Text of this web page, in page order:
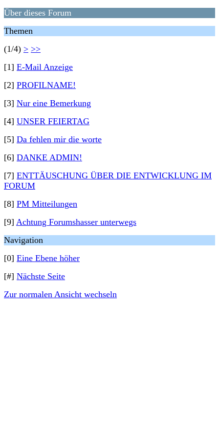
Über dieses Forum
Themen
(1/4) > >>
[1] E-Mail Anzeige
[2] PROFILNAME!
[3] Nur eine Bemerkung
[4] UNSER FEIERTAG
[5] Da fehlen mir die worte
[6] DANKE ADMIN!
[7] ENTTÄUSCHUNG ÜBER DIE ENTWICKLUNG IM
FORUM
[8] PM Mitteilungen
[9] Achtung Forumshasser unterwegs
Navigation
[0] Eine Ebene höher
[#] Nächste Seite
Zur normalen Ansicht wechseln